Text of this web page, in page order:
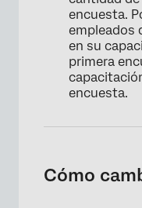
encuesta.
empleados
en su
primera
encuesta.
Cómo